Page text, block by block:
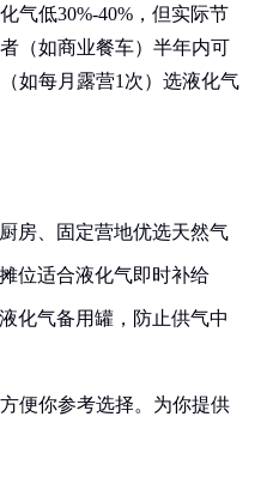
气低30%-40%，但实际节
（如商业餐车）半年内可
如每月露营1次）选液化气
房、固定营地优选天然气
位适合液化气即时补给
化气备用罐，防止供气中
便你参考选择。为你提供